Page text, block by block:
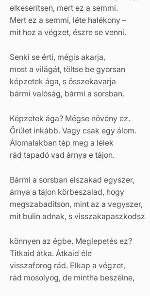
elkeserítsen, mert ez a semmi.
Mert ez a semmi, léte halékony –
mit hoz a végzet, észre se venni.
Senki se érti, mégis akarja,
most a világát, töltse be gyorsan
képzetek ága, s összekavarja
bármi valóság, bármi a sorsban.
Képzetek ága? Mégse növény ez.
Őrület inkább. Vagy csak egy álom.
Álomalakban tép meg a lélek
rád tapadó vad árnya e tájon.
Bármi a sorsban elszakad egyszer,
árnya a tájon körbeszalad, hogy
megszabadítson, mint az a vegyszer,
mit bulin adnak, s visszakapaszkodsz
könnyen az égbe. Meglepetés ez?
Titkaid átka. Átkaid éle
visszaforog rád. Elkap a végzet,
rád mosolyog, de mintha beszélne,